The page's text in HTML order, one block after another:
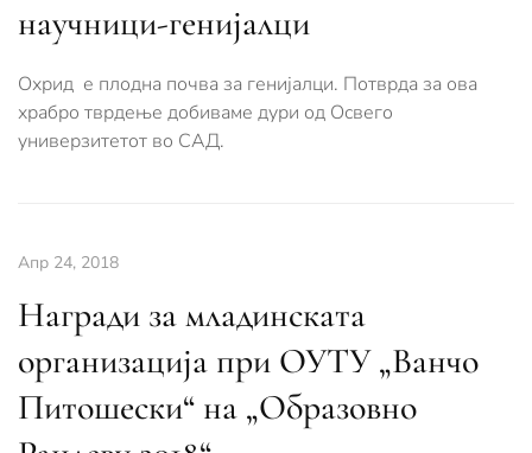
научници-генијалци
Охрид е плодна почва за генијалци. Потврда за ова
храбро тврдење добиваме дури од Освего
универзитетот во САД.
Апр 24, 2018
Награди за младинската
организација при ОУТУ „Ванчо
Питошески“ на „Образовно